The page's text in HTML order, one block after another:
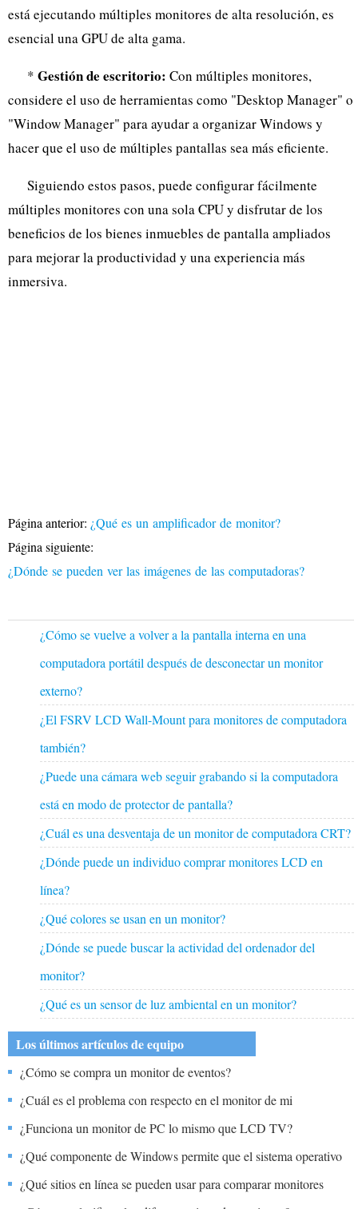
está ejecutando múltiples monitores de alta resolución, es
esencial una GPU de alta gama.
* Gestión de escritorio: Con múltiples monitores,
considere el uso de herramientas como "Desktop Manager" o
"Window Manager" para ayudar a organizar Windows y
hacer que el uso de múltiples pantallas sea más eficiente.
Siguiendo estos pasos, puede configurar fácilmente
múltiples monitores con una sola CPU y disfrutar de los
beneficios de los bienes inmuebles de pantalla ampliados
para mejorar la productividad y una experiencia más
inmersiva.
Página anterior: ¿Qué es un amplificador de monitor?
Página siguiente:
¿Dónde se pueden ver las imágenes de las computadoras?
¿Cómo se vuelve a volver a la pantalla interna en una
computadora portátil después de desconectar un monitor
externo?
¿El FSRV LCD Wall-Mount para monitores de computadora
también?
¿Puede una cámara web seguir grabando si la computadora
está en modo de protector de pantalla?
¿Cuál es una desventaja de un monitor de computadora CRT?
¿Dónde puede un individuo comprar monitores LCD en
línea?
¿Qué colores se usan en un monitor?
¿Dónde se puede buscar la actividad del ordenador del
monitor?
¿Qué es un sensor de luz ambiental en un monitor?
Los últimos artículos de equipo
¿Cómo se compra un monitor de eventos?
¿Cuál es el problema con respecto en el monitor de mi
computadora que tiene una pantalla de línea en el monitor?
¿Funciona un monitor de PC lo mismo que LCD TV?
¿Qué componente de Windows permite que el sistema operativo
emita gráficos una pantalla de computadora o dispositivo de
impresión?
¿Qué sitios en línea se pueden usar para comparar monitores